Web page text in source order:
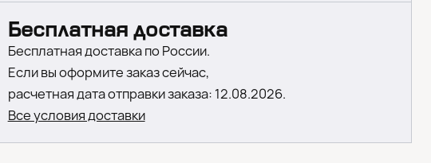
Бесплатная доставка
Бесплатная доставка по России.
Если вы оформите заказ сейчас,
расчетная дата отправки заказа: 12.08.2026.
Все условия доставки